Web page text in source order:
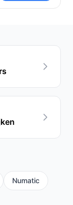
Numatic